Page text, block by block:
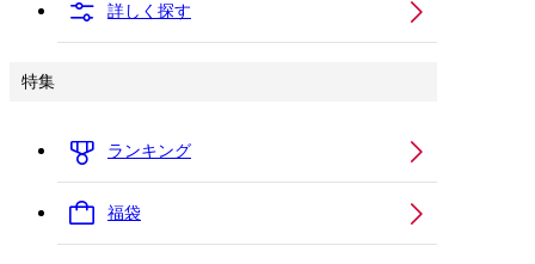
詳しく探す
特集
ランキング
福袋